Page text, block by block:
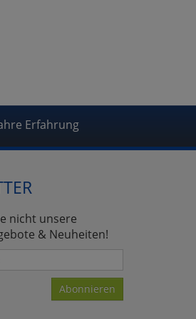
Erfahrung
nicht unsere
& Neuheiten!
Abonnieren